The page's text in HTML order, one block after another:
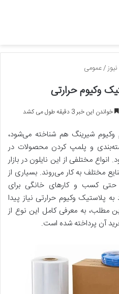
/عمومی
وکیوم حرارتی
خواندن این خبر 3 دقیقه طول می کشد
وکیوم شیرینگ هم شناخته می‌شود،
و پلمپ کردن محصولات در
مختلفی از این نا‌یلون در بازار
مختلف به‌ کار می‌روند. بسیاری از
حتی کسب و کارهای خانگی برای
پلاستیک وکیوم حرارتی نیاز پیدا
مطلب، به معرفی کامل این نوع از
آن پرداخته شده است.